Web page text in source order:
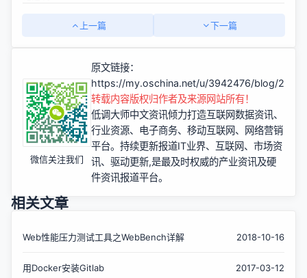
上一篇 下一篇
微信关注我们
原文链接：
https://my.oschina.net/u/3942476/blog/
转载内容版权归作者及来源网站所有！
低调大师中文资讯倾力打造互联网数据资讯、
行业资源、电子商务、移动互联网、网络营销
平台。持续更新报道IT业界、互联网、市场资
讯、驱动更新,是最及时权威的产业资讯及硬
件资讯报道平台。
相关文章
Web性能压力测试工具之WebBench详解 2018-10-16
用Docker安装Gitlab 2017-03-12